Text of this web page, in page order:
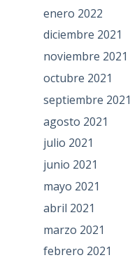
enero 2022
diciembre 2021
noviembre 2021
octubre 2021
septiembre 2021
agosto 2021
julio 2021
junio 2021
mayo 2021
abril 2021
marzo 2021
febrero 2021